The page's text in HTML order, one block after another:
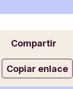
Compartir
Correo electrónico
Copiar enlace